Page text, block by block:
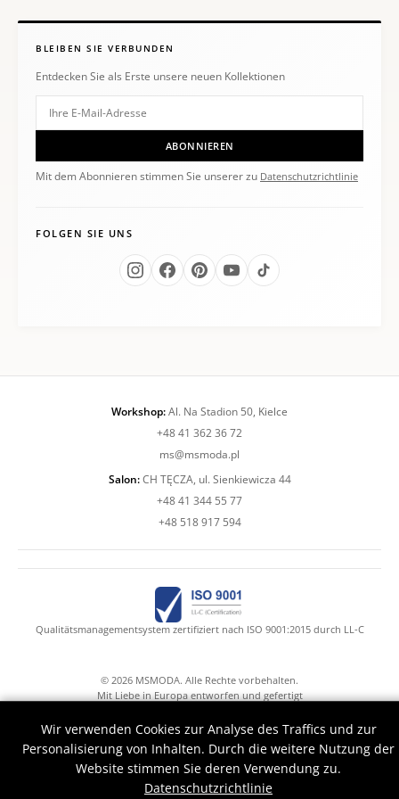
BLEIBEN SIE VERBUNDEN
Entdecken Sie als Erste unsere neuen Kollektionen
ABONNIEREN
Mit dem Abonnieren stimmen Sie unserer zu Datenschutzrichtlinie
FOLGEN SIE UNS
Workshop:Al. Na Stadion 50, Kielce
+48 41 362 36 72
ms@msmoda.pl
Salon:CH TĘCZA, ul. Sienkiewicza 44
+48 41 344 55 77
+48 518 917 594
Qualitätsmanagementsystem zertifiziert nach ISO 9001:2015 durch LL-C
© 2026 MSMODA. Alle Rechte vorbehalten.
Mit Liebe in Europa entworfen und gefertigt
Wir verwenden Cookies zur Analyse des Traffics und zur
Personalisierung von Inhalten. Durch die weitere Nutzung der
Website stimmen Sie deren Verwendung zu.
Datenschutzrichtlinie